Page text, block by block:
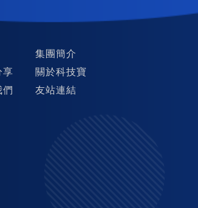
集團簡介
享
關於科技寶
們
友站連結